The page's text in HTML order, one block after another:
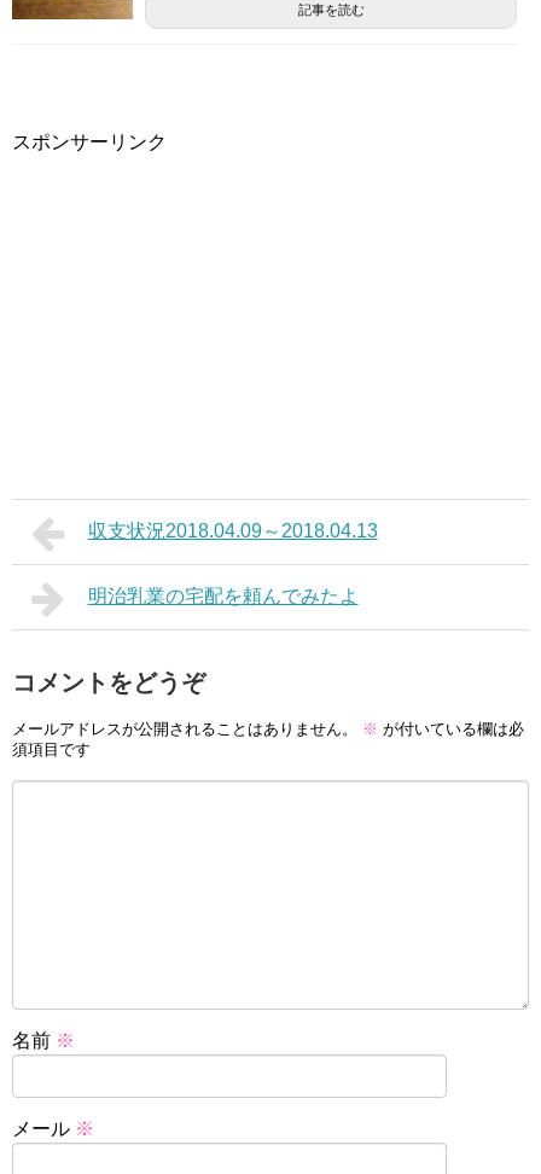
記事を読む
スポンサーリンク
収支状況2018.04.09～2018.04.13
明治乳業の宅配を頼んでみたよ
コメントをどうぞ
メールアドレスが公開されることはありません。 ※ が付いている欄は必
須項目です
名前 ※
メール ※